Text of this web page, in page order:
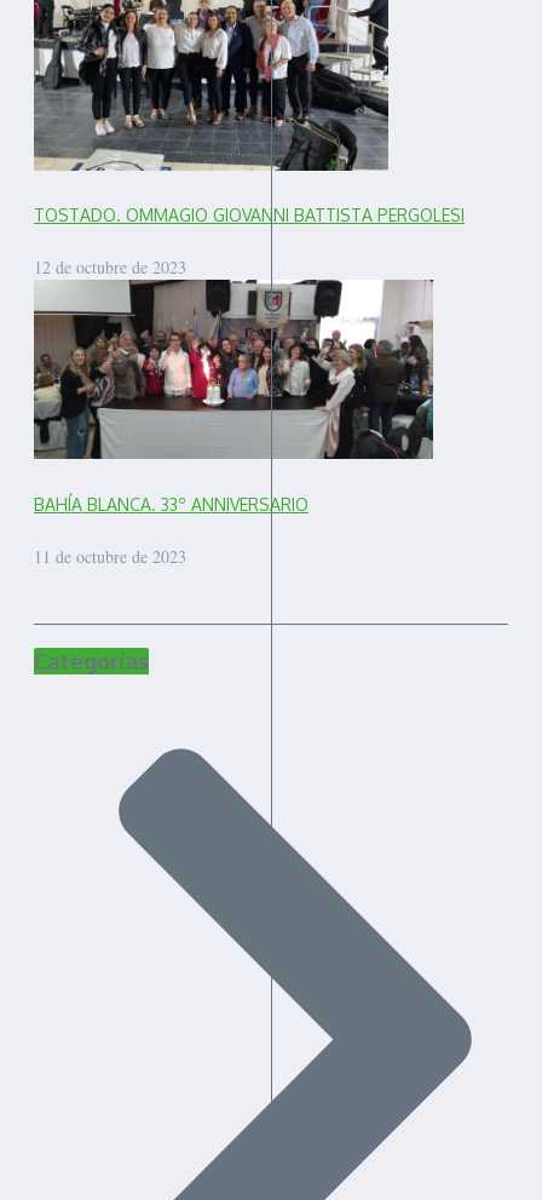
TOSTADO. OMMAGIO GIOVANNI BATTISTA PERGOLESI
12 de octubre de 2023
BAHÍA BLANCA. 33º ANNIVERSARIO
11 de octubre de 2023
Categorías